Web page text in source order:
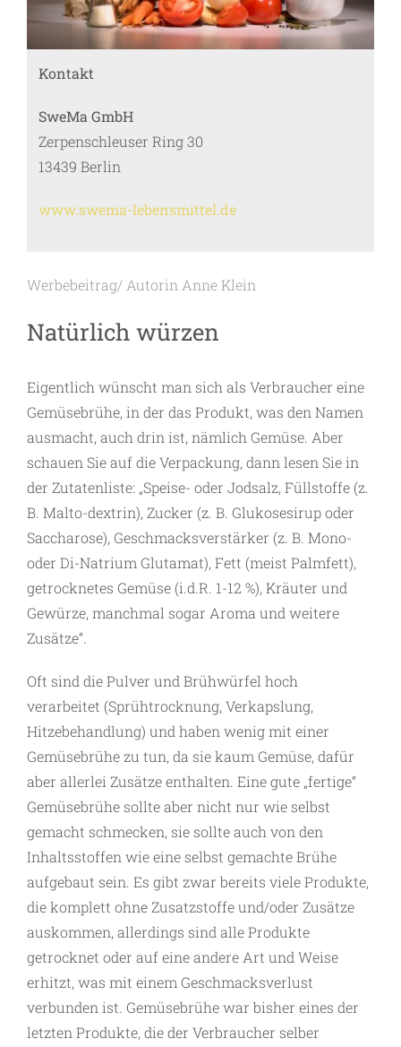
Kontakt
SweMa GmbH
Zerpenschleuser Ring 30
13439 Berlin
www.swema-lebensmittel.de
Werbebeitrag/ Autorin Anne Klein
Natürlich würzen
Eigentlich wünscht man sich als Verbraucher eine
Gemüsebrühe, in der das Produkt, was den Namen
ausmacht, auch drin ist, nämlich Gemüse. Aber
schauen Sie auf die Verpackung, dann lesen Sie in
der Zutatenliste: „Speise- oder Jodsalz, Füllstoffe (z.
B. Malto-dextrin), Zucker (z. B. Glukosesirup oder
Saccharose), Geschmacksverstärker (z. B. Mono-
oder Di-Natrium Glutamat), Fett (meist Palmfett),
getrocknetes Gemüse (i.d.R. 1-12 %), Kräuter und
Gewürze, manchmal sogar Aroma und weitere
Zusätze“.
Oft sind die Pulver und Brühwürfel hoch
verarbeitet (Sprühtrocknung, Verkapslung,
Hitzebehandlung) und haben wenig mit einer
Gemüsebrühe zu tun, da sie kaum Gemüse, dafür
aber allerlei Zusätze enthalten. Eine gute „fertige“
Gemüsebrühe sollte aber nicht nur wie selbst
gemacht schmecken, sie sollte auch von den
Inhaltsstoffen wie eine selbst gemachte Brühe
aufgebaut sein. Es gibt zwar bereits viele Produkte,
die komplett ohne Zusatzstoffe und/oder Zusätze
auskommen, allerdings sind alle Produkte
getrocknet oder auf eine andere Art und Weise
erhitzt, was mit einem Geschmacksverlust
verbunden ist. Gemüsebrühe war bisher eines der
letzten Produkte, die der Verbraucher selber